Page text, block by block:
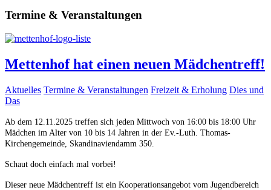
Termine & Veranstaltungen
Mettenhof hat einen neuen Mädchentreff!
Aktuelles Termine & Veranstaltungen Freizeit & Erholung Dies und
Das
Ab dem 12.11.2025 treffen sich jeden Mittwoch von 16:00 bis 18:00 Uhr
Mädchen im Alter von 10 bis 14 Jahren in der Ev.-Luth. Thomas-
Kirchengemeinde, Skandinaviendamm 350.
Schaut doch einfach mal vorbei!
Dieser neue Mädchentreff ist ein Kooperationsangebot vom Jugendbereich